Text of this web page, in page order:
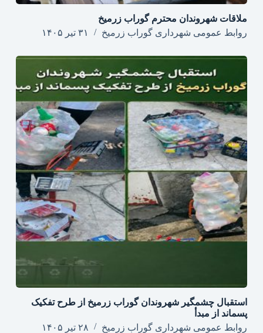
ملاقات شهروندان محترم گوراب زرمیخ
روابط عمومی شهرداری گوراب زرمیخ
۳۱ تیر ۱۴۰۵
استقبال چشمگیر شهروندان گوراب زرمیخ از طرح تفکیک
پسماند از مبدأ
روابط عمومی شهرداری گوراب زرمیخ
۲۸ تیر ۱۴۰۵